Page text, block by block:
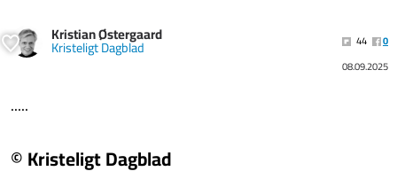
Kristian Østergaard
Kristeligt Dagblad 44
0
08.09.2025
.....
© Kristeligt Dagblad